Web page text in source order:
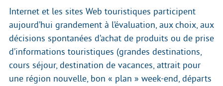
Internet et les sites Web touristiques participent
aujourd’hui grandement à l’évaluation, aux choix, aux
décisions spontanées d’achat de produits ou de prise
d’informations touristiques (grandes destinations,
cours séjour, destination de vacances, attrait pour
une région nouvelle, bon « plan » week-end, départs